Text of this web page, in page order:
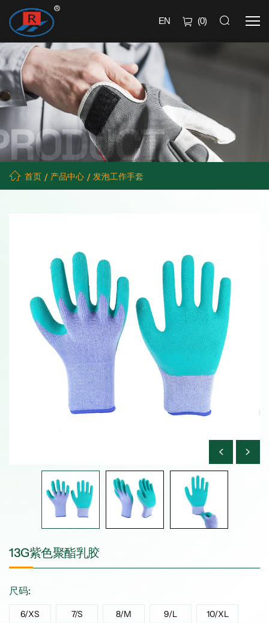
EN (0)
首页 产品中心 发泡工作手套
13G紫色聚酯乳胶
尺码:
6/XS 7/S 8/M 9/L 10/XL